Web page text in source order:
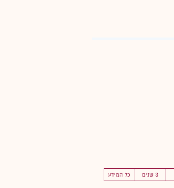
3 שנים כל המידע